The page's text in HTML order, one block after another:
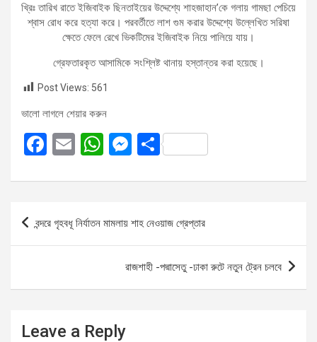
খ্রিঃ তারিখ রাতে ইজিবাইক ছিনতাইয়ের উদ্দেশ্যে শাহজাহান’কে গলায় গামছা পেচিয়ে
শ্বাস রোধ করে হত্যা করে। পরবর্তীতে লাশ গুম করার উদ্দেশ্যে উল্লেখিত সরিষা
ক্ষেতে ফেলে রেখে ভিকটিমের ইজিবাইক নিয়ে পালিয়ে যায়।
গ্রেফতারকৃত আসামিকে সংশ্লিষ্ট থানায় হস্তান্তর করা হয়েছে।
Post Views: 561
ভালো লাগলে শেয়ার করুন
F
ce
o
E
ail
W
at
A
M
se
g
er
S
ar
Post
navigation
বন্দরে গৃহবধূ নির্যাতন মামলায় শাহ নেওয়াজ গ্রেপ্তার
রাজশাহী -পদ্মাসেতু -ঢাকা রুটে নতুন ট্রেন চলবে
Leave a Reply